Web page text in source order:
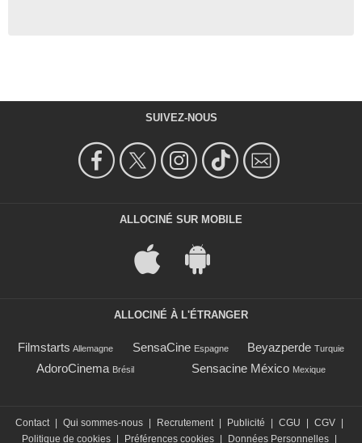
SUIVEZ-NOUS
ALLOCINÉ SUR MOBILE
ALLOCINÉ À L'ÉTRANGER
Filmstarts Allemagne SensaCine Espagne Beyazperde Turquie
AdoroCinema Brésil Sensacine México Mexique
Contact | Qui sommes-nous | Recrutement | Publicité | CGU | CGV |
Politique de cookies | Préférences cookies | Données Personnelles |